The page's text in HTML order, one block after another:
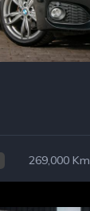
269,000 Km